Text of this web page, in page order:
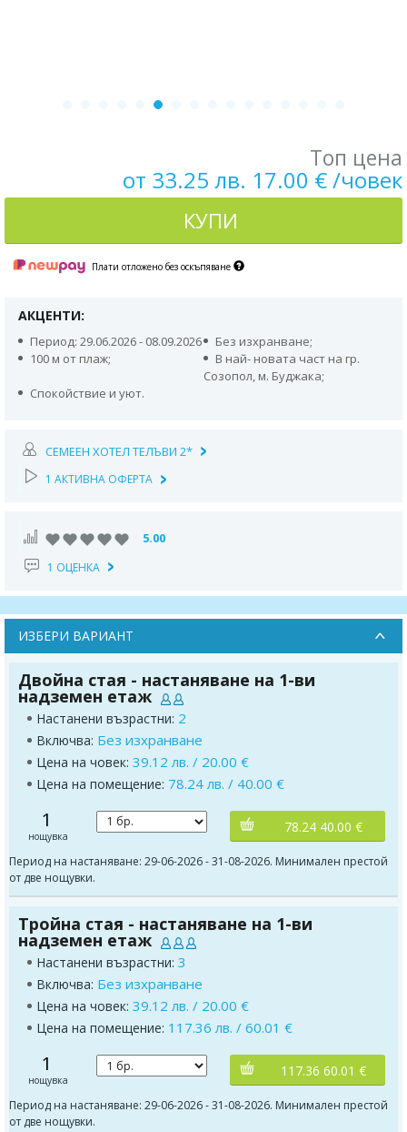
Топ цена
от 33.25 лв. 17.00 € /човек
КУПИ
Плати отложено без оскъпяване
АКЦЕНТИ:
Период: 29.06.2026 - 08.09.2026
Без изхранване;
100 м от плаж;
В най- новата част на гр.
Созопол, м. Буджака;
Спокойствие и уют.
СЕМЕЕН ХОТЕЛ ТЕЛЪВИ 2*
1 АКТИВНА ОФЕРТА
5.00
1 ОЦЕНКА
ИЗБЕРИ ВАРИАНТ
Двойна стая - настаняване на 1-ви
надземен етаж
Настанени възрастни: 2
Включва: Без изхранване
Цена на човек: 39.12 лв. / 20.00 €
Цена на помещение: 78.24 лв. / 40.00 €
1
нощувка
78.24 40.00 €
Период на настаняване: 29-06-2026 - 31-08-2026. Минимален престой
от две нощувки.
Тройна стая - настаняване на 1-ви
надземен етаж
Настанени възрастни: 3
Включва: Без изхранване
Цена на човек: 39.12 лв. / 20.00 €
Цена на помещение: 117.36 лв. / 60.01 €
1
нощувка
117.36 60.01 €
Период на настаняване: 29-06-2026 - 31-08-2026. Минимален престой
от две нощувки.